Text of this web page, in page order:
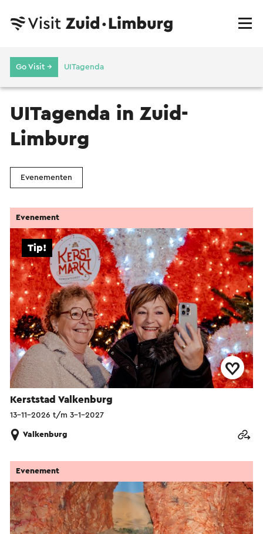
Go Visit → UITagenda
UITagenda in Zuid-
Limburg
Evenementen
Kerststad Valkenburg
Tip!
Evenement
13-11-2026 t/m 3-1-2027
Valkenburg
Evenement